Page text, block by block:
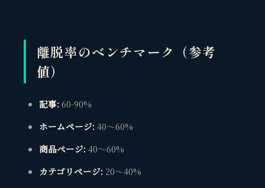
離脱率のベンチマーク（参考
値）
記事: 60-90%
ホームページ: 40～60%
商品ページ: 40～60%
カテゴリページ: 20～40%